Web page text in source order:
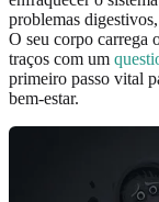
problemas
O seu corpo carrega
traços com um
primeiro passo vital
bem-estar.